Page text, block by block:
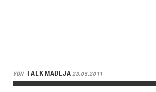
VON FALK MADEJA23.05.2011